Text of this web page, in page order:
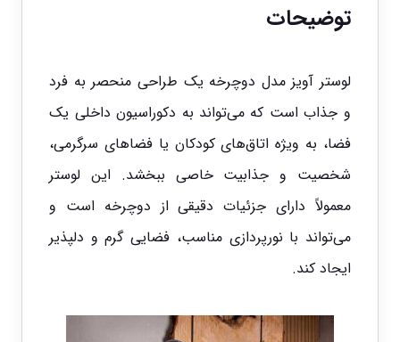
توضیحات
لوستر آویز مدل دوچرخه یک طراحی منحصر به فرد
و جذاب است که می‌تواند به دکوراسیون داخلی یک
فضا، به ویژه اتاق‌های کودکان یا فضاهای سرگرمی،
شخصیت و جذابیت خاصی ببخشد. این لوستر
معمولاً دارای جزئیات دقیقی از دوچرخه است و
می‌تواند با نورپردازی مناسب، فضایی گرم و دلپذیر
ایجاد کند.